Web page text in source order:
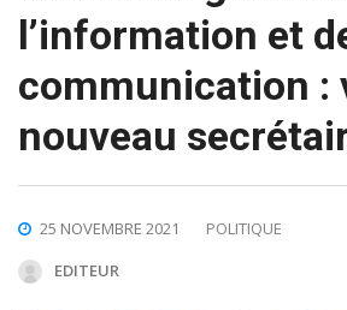
l’information et
communication :
nouveau
25 NOVEMBRE 2021
POLITIQUE
EDITEUR